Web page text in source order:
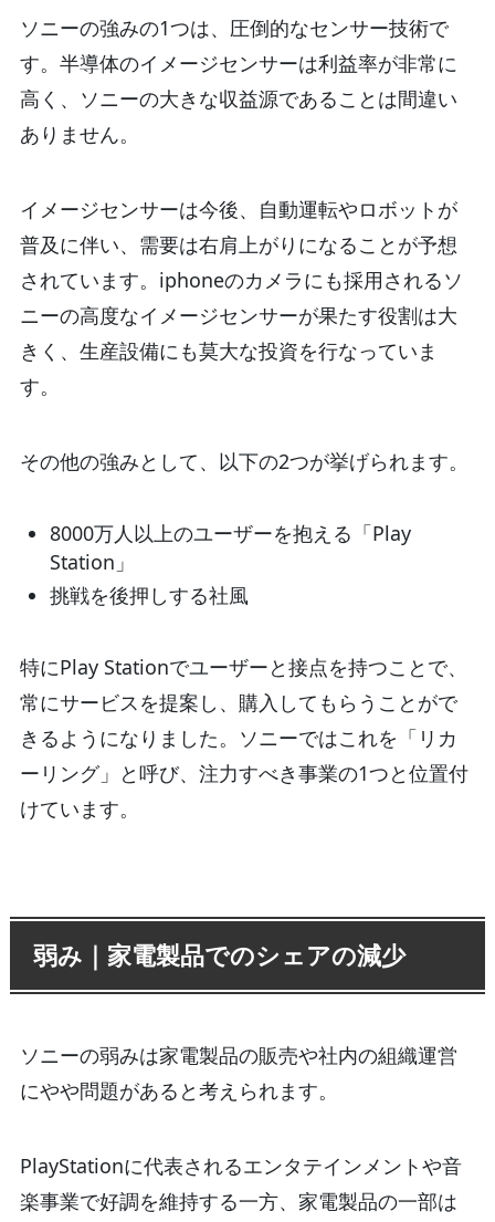
ソニーの強みの1つは、圧倒的なセンサー技術で
す。半導体のイメージセンサーは利益率が非常に
高く、ソニーの大きな収益源であることは間違い
ありません。
イメージセンサーは今後、自動運転やロボットが
普及に伴い、需要は右肩上がりになることが予想
されています。iphoneのカメラにも採用されるソ
ニーの高度なイメージセンサーが果たす役割は大
きく、生産設備にも莫大な投資を行なっていま
す。
その他の強みとして、以下の2つが挙げられます。
8000万人以上のユーザーを抱える「Play
Station」
挑戦を後押しする社風
特にPlay Stationでユーザーと接点を持つことで、
常にサービスを提案し、購入してもらうことがで
きるようになりました。ソニーではこれを「リカ
ーリング」と呼び、注力すべき事業の1つと位置付
けています。
弱み｜家電製品でのシェアの減少
ソニーの弱みは家電製品の販売や社内の組織運営
にやや問題があると考えられます。
PlayStationに代表されるエンタテインメントや音
楽事業で好調を維持する一方、家電製品の一部は